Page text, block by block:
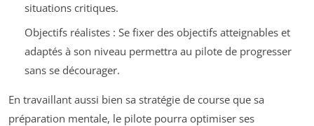
situations critiques.
Objectifs réalistes : Se fixer des objectifs atteignables et
adaptés à son niveau permettra au pilote de progresser
sans se décourager.
En travaillant aussi bien sa stratégie de course que sa
préparation mentale, le pilote pourra optimiser ses